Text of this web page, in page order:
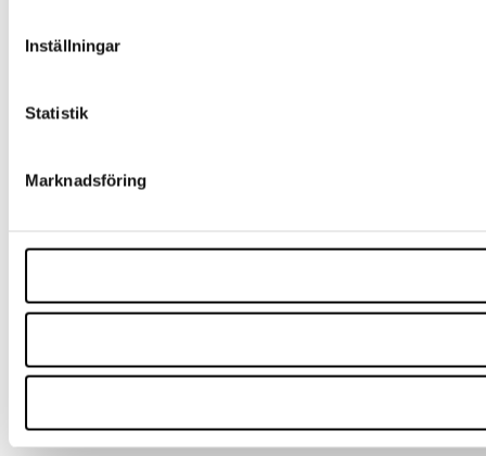
Inställningar
Statistik
Marknadsföring